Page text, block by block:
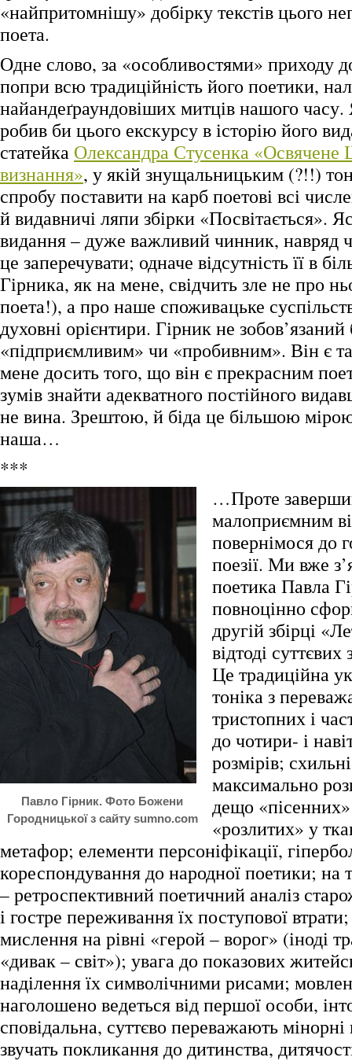
«найпритомнішу» добірку текстів цього
поета.
Одне слово, за «особливостями» приходу
попри всю традиційність його поетики,
найандеґраундовіших митців нашого
робив би цього екскурсу в історію його
статейка Олександра Стусенка
визнання», у якій знущальницьким (?!!)
спробу поставити на карб поетові всі
й видавничі ляпи збірки «Посвітається».
видання – дуже важливий чинник, навряд
це заперечувати; одначе відсутність її в
Гірника, як на мене, свідчить зле не про
поета!), а про наше споживацьке
духовні орієнтири. Гірник не зобов’язаний
«підприємливим» чи «пробивним». Він є
мене досить того, що він є прекрасним
зумів знайти адекватного постійного
не вина. Зрештою, й біда це більшою
наша…
***
Павло Гірник. Фото Божени
Городницької з сайту sumno.com
…Проте
малоприємним
повернімося до
поезії. Ми вже
поетика Павла
повноцінно
другій збірці
відтоді
Це традиційна
тоніка з
тристопних і
до чотири- і
розмірів;
максимально
дещо
«розлитих» у
метафор; елементи персоніфікації,
кореспондування до народної поетики; на
– ретроспективний поетичний аналіз
і гостре переживання їх поступової
мислення на рівні «герой – ворог» (іноді
«дивак – світ»); увага до показових
наділення їх символічними рисами;
наголошено ведеться від першої особи,
сповідальна, суттєво переважають мінорні
звучать покликання до дитинства,